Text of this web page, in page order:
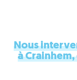
Nous
à